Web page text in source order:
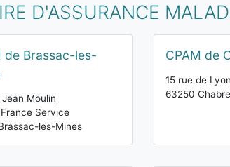
D'ASSURANCE
de Brassac-les-
Moulin
Service
les-Mines
CPAM de
15 rue de Lyon
63250